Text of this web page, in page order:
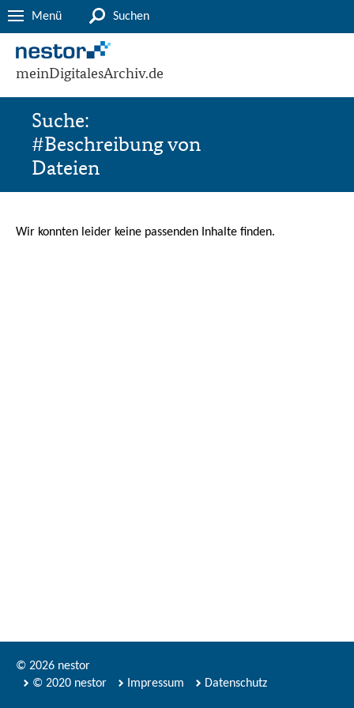
Menü Suchen
meinDigitalesArchiv.de
Suche:
#Beschreibung von
Dateien
Wir konnten leider keine passenden Inhalte finden.
© 2026 nestor
© 2020 nestor
Impressum Datenschutz